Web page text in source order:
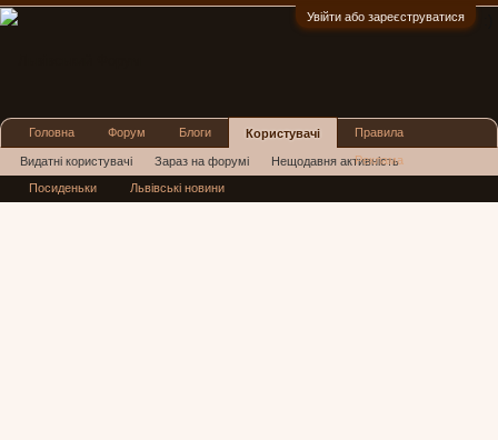
Увійти або зареєструватися
Головна Форум Блоги Користувачі
Видатні користувачі Зараз на форумі Нещодавня активність
Нові повідомлення профілю
Правила
Реклама
Посиденьки Львівські новини